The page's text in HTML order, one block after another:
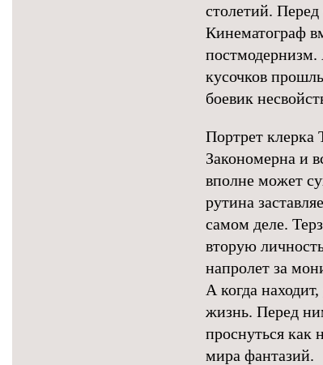
столетий. Перед
Кинематограф
кусочков
боевик
Портрет клерка
Закономерна и
вполне может
рутина
самом деле.
вторую
напролет за
А когда
жизнь. Перед
проснуться как
мира фантазий.